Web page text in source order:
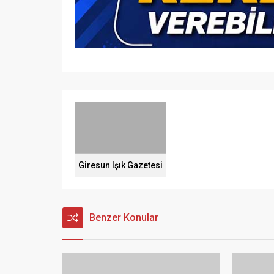
Giresun Işık Gazetesi
Benzer Konular